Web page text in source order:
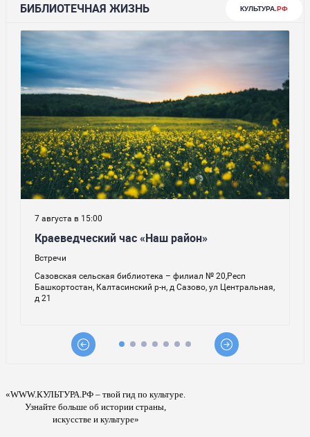
«WWW.КУЛЬТУРА.РФ – твой гид по культуре.
Узнайте больше об истории страны,
искусстве и культуре»